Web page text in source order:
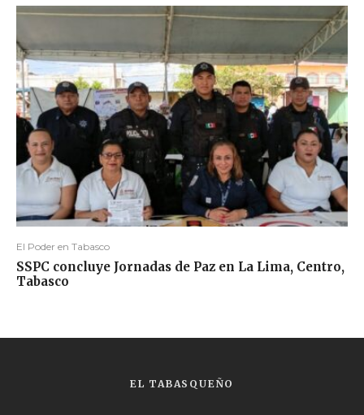
El Poder en Tabasco
SSPC concluye Jornadas de Paz en La Lima, Centro,
Tabasco
EL TABASQUEÑO